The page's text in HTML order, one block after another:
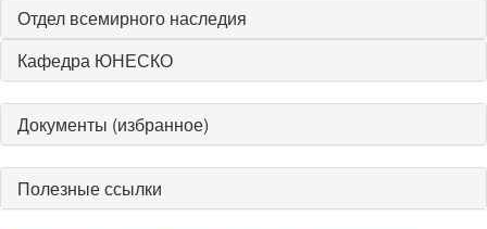
Отдел всемирного наследия
Кафедра ЮНЕСКО
Документы (избранное)
Полезные ссылки